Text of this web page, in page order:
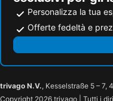
Personalizza la tua
Offerte fedeltà e
trivago N.V., Kesselstraße 5 – 7,
Copyright 2026 trivago | Tutti i